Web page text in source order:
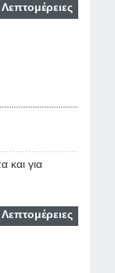
Λεπτομέρειες
και για
Λεπτομέρειες